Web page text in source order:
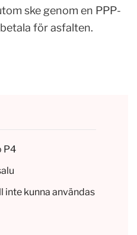
ske genom en PPP-
för asfalten.
P4
inte kunna användas